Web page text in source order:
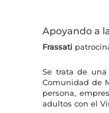
Apoyando a
Frassati
Se trata de
Comunidad de
persona,
adultos con el